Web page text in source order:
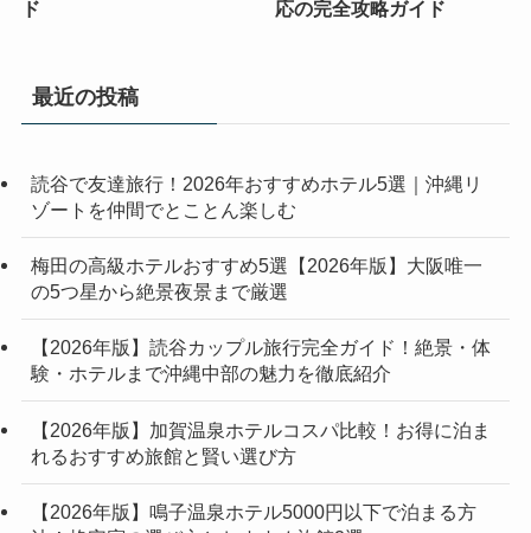
ド
応の完全攻略ガイド
最近の投稿
読谷で友達旅行！2026年おすすめホテル5選｜沖縄リ
ゾートを仲間でとことん楽しむ
梅田の高級ホテルおすすめ5選【2026年版】大阪唯一
の5つ星から絶景夜景まで厳選
【2026年版】読谷カップル旅行完全ガイド！絶景・体
験・ホテルまで沖縄中部の魅力を徹底紹介
【2026年版】加賀温泉ホテルコスパ比較！お得に泊ま
れるおすすめ旅館と賢い選び方
【2026年版】鳴子温泉ホテル5000円以下で泊まる方